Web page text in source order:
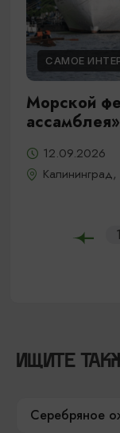
САМОЕ
Морской
ассамблея»
12.09.2026
1
ИЩИТЕ
Серебряное